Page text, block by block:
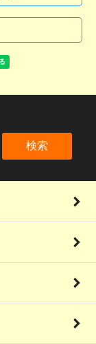
検索